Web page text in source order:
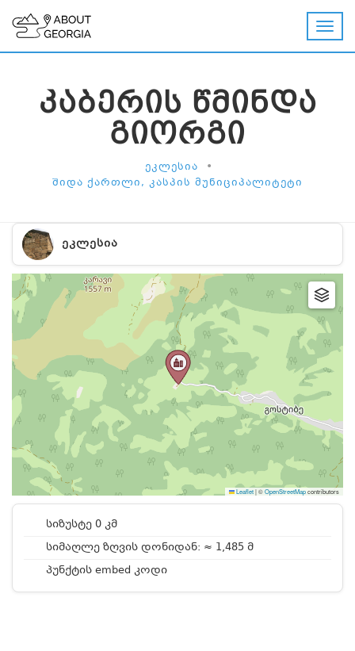
ᲙᲐᲑᲔᲠᲘᲡ ᲬᲛᲘᲜᲓᲐ
ᲒᲘᲝᲠᲒᲘ
ᲔᲙᲚᲔᲡᲘᲐ •
ᲨᲘᲓᲐ ᲥᲐᲠᲗᲚᲘ, ᲙᲐᲡᲞᲘᲡ ᲛᲣᲜᲘᲪᲘᲞᲐᲚᲘᲢᲔᲢᲘ
ᲔᲙᲚᲔᲡᲘᲐ
Leaflet|©OpenStreetMapcontributors
სიზუსტე 0 კმ
სიმაღლე ზღვის დონიდან: ≈ 1,485 მ
პუნქტის embed კოდი